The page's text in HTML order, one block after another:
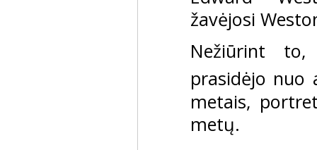
žavėjosi
Nežiūrint to,
prasidėjo nuo
metais,
metų.